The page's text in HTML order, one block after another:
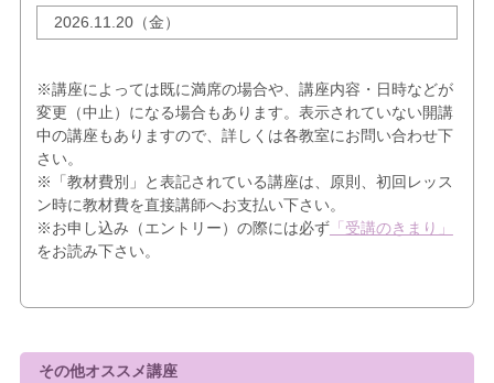
2026.11.20（金）
※講座によっては既に満席の場合や、講座内容・日時などが
変更（中止）になる場合もあります。表示されていない開講
中の講座もありますので、詳しくは各教室にお問い合わせ下
さい。
※「教材費別」と表記されている講座は、原則、初回レッス
ン時に教材費を直接講師へお支払い下さい。
※お申し込み（エントリー）の際には必ず「受講のきまり」
をお読み下さい。
その他オススメ講座